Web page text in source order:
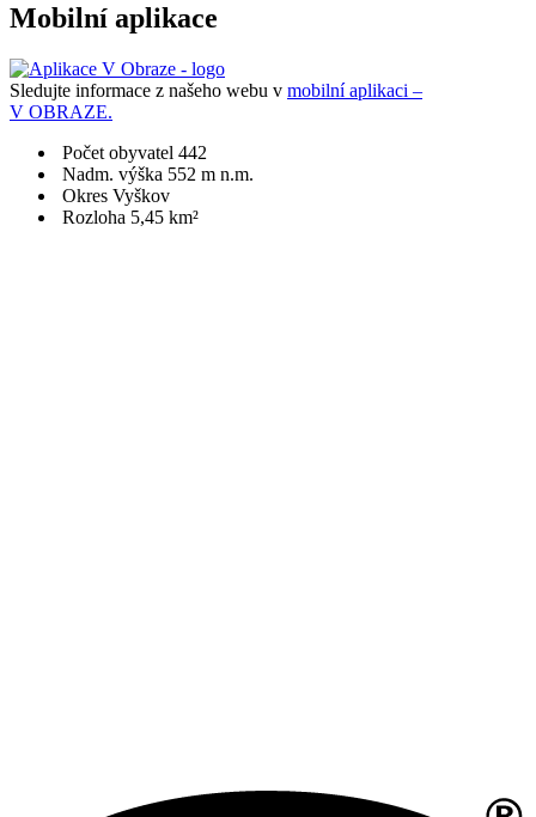
Mobilní aplikace
Sledujte informace z našeho webu v mobilní aplikaci –
V OBRAZE.
Počet obyvatel 442
Nadm. výška 552 m n.m.
Okres Vyškov
Rozloha 5,45 km²